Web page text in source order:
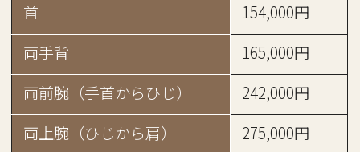
首
154,000円
両手背
165,000円
両前腕（手首からひじ）
242,000円
両上腕（ひじから肩）
275,000円